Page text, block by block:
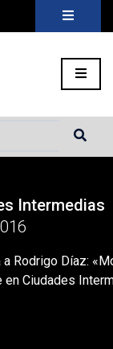
Díaz:
Intermedias
a Rodrigo Díaz:
en Ciudades